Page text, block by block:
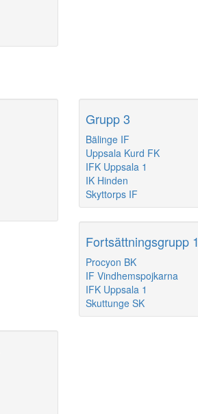
Grupp 3
Bälinge IF
Uppsala Kurd FK
IFK Uppsala 1
IK Hinden
Skyttorps IF
Fortsättningsgrupp 1
Procyon BK
IF Vindhemspojkarna
IFK Uppsala 1
Skuttunge SK